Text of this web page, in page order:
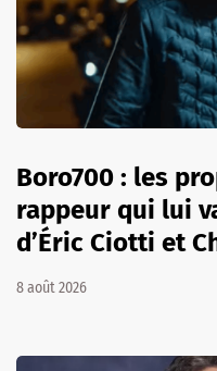
Boro700 : les
rappeur qui lui
d’Éric Ciotti et
8 août 2026